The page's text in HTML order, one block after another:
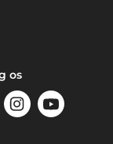
os